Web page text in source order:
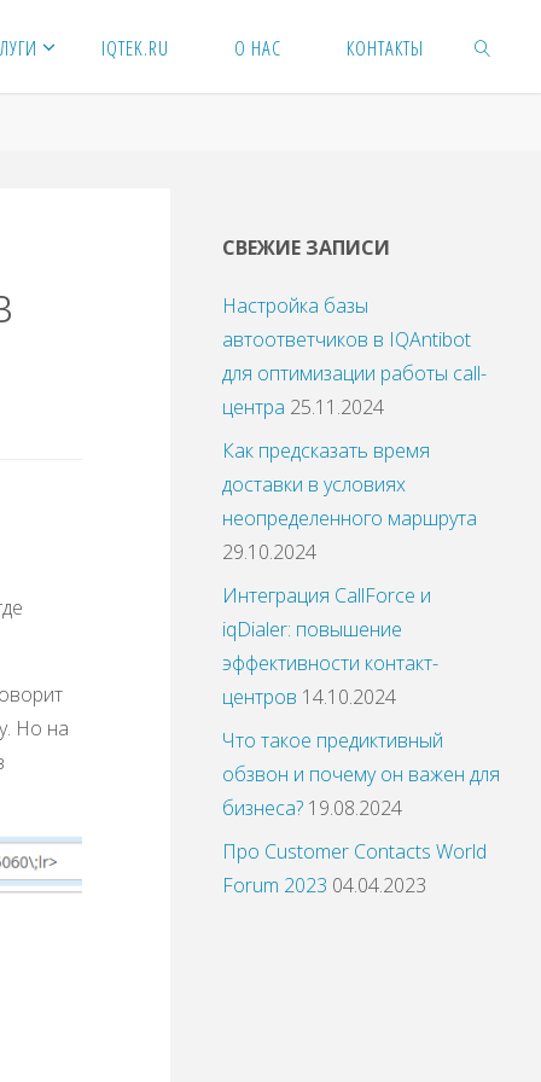
IQTEK.RU О НАС КОНТАКТЫ
Но на
СВЕЖИЕ ЗАПИСИ
Настройка базы
автоответчиков в IQAntibot
для оптимизации работы call-
центра 25.11.2024
Как предсказать время
доставки в условиях
неопределенного маршрута
29.10.2024
Интеграция CallForce и
iqDialer: повышение
эффективности контакт-
центров 14.10.2024
Что такое предиктивный
обзвон и почему он важен для
бизнеса? 19.08.2024
Про Customer Contacts World
Forum 2023 04.04.2023